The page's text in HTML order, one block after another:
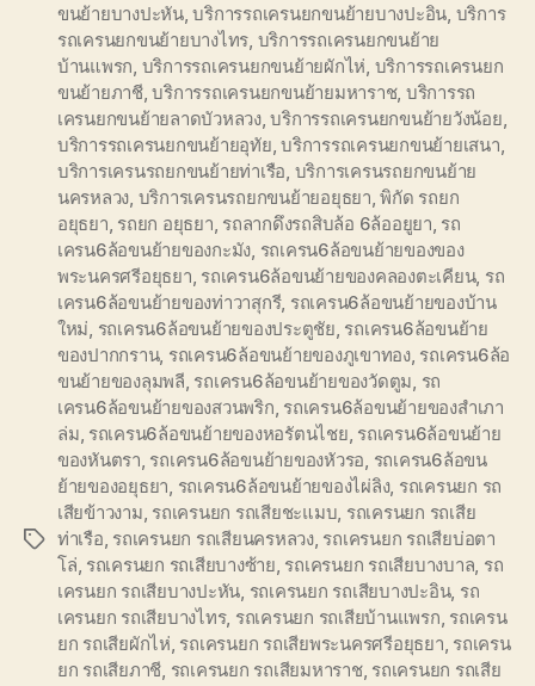
Tags
ขนย้ายบางปะหัน,บริการรถเครนยกขนย้ายบางปะอิน บริการ
รถเครนยกขนย้ายบางไทร บริการรถเครนยกขนย้าย
บ้านแพรก บริการรถเครนยกขนย้ายผักไห่ บริการรถเครนยก
ขนย้ายภาชี,บริการรถเครนยกขนย้ายมหาราช, บริการรถ
เครนยกขนย้ายลาดบัวหลวง,บริการรถเครนยกขนย้ายวังน้อย
บริการรถเครนยกขนย้ายอุทัย ,บริการรถเครนยกขนย้ายเสนา
บริการเครนรถยกขนย้ายท่าเรือ บริการเครนรถยกขนย้าย
นครหลวง บริการเครนรถยกขนย้ายอยุธยา ,พิกัด รถยก
อยุธยา รถยก อยุธยา รถลากดึงรถสิบล้อ 6ล้ออยูยา รถ
เครน6ล้อขนย้ายของกะมัง รถเครน6ล้อขนย้ายของของ
พระนครศรีอยุธยา รถเครน6ล้อขนย้ายของคลองตะเคียน, รถ
เครน6ล้อขนย้ายของท่าวาสุกรี, รถเครน6ล้อขนย้ายของบ้าน
ใหม่ รถเครน6ล้อขนย้ายของประตูชัย รถเครน6ล้อขนย้าย
ของปากกราน, รถเครน6ล้อขนย้ายของภูเขาทอง, รถเครน6ล้อ
ขนย้ายของลุมพลี รถเครน6ล้อขนย้ายของวัดตูม รถ
เครน6ล้อขนย้ายของสวนพริก รถเครน6ล้อขนย้ายของสำเภา
ล่ม รถเครน6ล้อขนย้ายของหอรัตนไชย รถเครน6ล้อขนย้าย
ของหันตรา รถเครน6ล้อขนย้ายของหัวรอ รถเครน6ล้อขน
ย้ายของอยุธยา รถเครน6ล้อขนย้ายของไผ่ลิง, รถเครนยก รถ
เสียข้าวงาม รถเครนยก รถเสียชะแมบ รถเครนยก รถเสีย
ท่าเรือ รถเครนยก รถเสียนครหลวง, รถเครนยก รถเสียบ่อตา
โล่ รถเครนยก รถเสียบางซ้าย รถเครนยก รถเสียบางบาล รถ
เครนยก รถเสียบางปะหัน รถเครนยก รถเสียบางปะอิน, รถ
เครนยก รถเสียบางไทร, รถเครนยก รถเสียบ้านแพรก รถเครน
ยก รถเสียผักไห่ รถเครนยก รถเสียพระนครศรีอยุธยา รถเครน
ยก รถเสียภาชี รถเครนยก รถเสียมหาราช, รถเครนยก รถเสีย